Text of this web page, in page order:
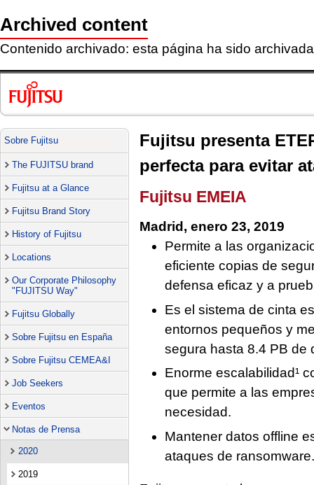
Archived content
Contenido archivado: esta página ha sido
Sobre Fujitsu
The FUJITSU brand
Fujitsu at a Glance
Fujitsu Brand Story
History of Fujitsu
Locations
Our Corporate Philosophy
"FUJITSU Way"
Fujitsu Globally
Sobre Fujitsu en España
Sobre Fujitsu CEMEA&I
Job Seekers
Eventos
Notas de Prensa
2020
2019
Fujitsu presenta
perfecta para evitar
Fujitsu EMEIA
Madrid, enero 23, 2019
Permite a las
eficiente copias de
defensa eficaz y a
Es el sistema de cinta
entornos pequeños y
segura hasta 8.4 PB de
Enorme escalabilidad¹
que permite a las
necesidad.
Mantener datos offline
ataques de